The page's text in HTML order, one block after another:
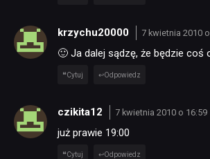
krzychu20000 7 kwietnia 2010
🙂 Ja dalej sądzę, że będzie coś
Cytuj Odpowiedz
czikita12 7 kwietnia 2010 o 16:59
już prawie 19:00
Cytuj Odpowiedz